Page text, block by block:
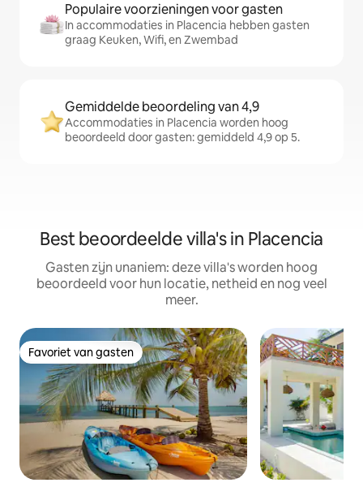
Populaire voorzieningen voor gasten
In accommodaties in Placencia hebben gasten
graag Keuken, Wifi, en Zwembad
Gemiddelde beoordeling van 4,9
Accommodaties in Placencia worden hoog
beoordeeld door gasten: gemiddeld 4,9 op 5.
Best beoordeelde villa's in Placencia
Gasten zijn unaniem: deze villa's worden hoog
beoordeeld voor hun locatie, netheid en nog veel
meer.
Favoriet van gasten
Favoriet van gasten